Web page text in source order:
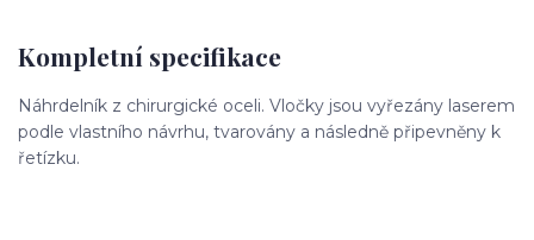
Kompletní specifikace
Náhrdelník z chirurgické oceli. Vločky jsou vyřezány laserem
podle vlastního návrhu, tvarovány a následně připevněny k
řetízku.